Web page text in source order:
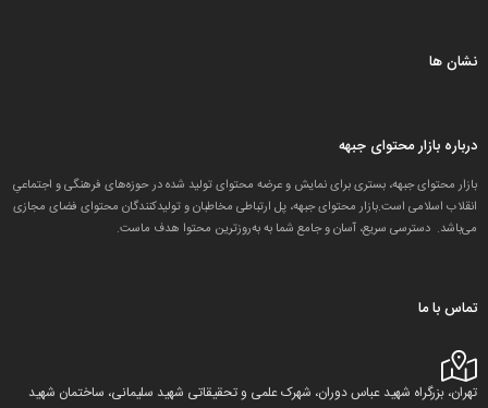
نشان ها
درباره بازار محتوای جبهه
بازار محتوای جبهه، بستری برای نمایش و عرضه محتوای تولید شده در حوزه‌های فرهنگی و اجتماعیِ
انقلاب اسلامی است.بازار محتوای جبهه، پل ارتباطی مخاطبان و تولید‌کنندگان محتوای فضای مجازی
می‌باشد. دسترسی سریع، آسان و جامع شما به به‌روزترین محتوا هدف ماست.
تماس با ما
تهران، بزرگراه شهید عباس دوران، شهرک علمی و تحقیقاتی شهید سلیمانی، ساختمان شهید